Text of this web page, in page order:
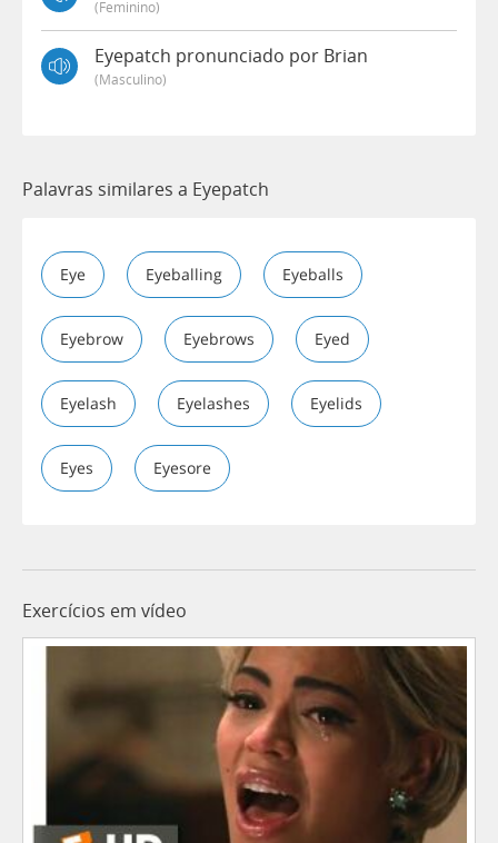
(feminino)
Eyepatch pronunciado por Brian
(masculino)
Palavras similares a Eyepatch
Eye Eyeballing Eyeballs
Eyebrow Eyebrows Eyed
Eyelash Eyelashes Eyelids
Eyes Eyesore
Exercícios em vídeo